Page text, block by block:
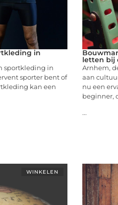
in
sportkleding in
sporter bent of
kan een
letten bij
Arnhem,
aan
nu een
beginner,
...
WINKELEN